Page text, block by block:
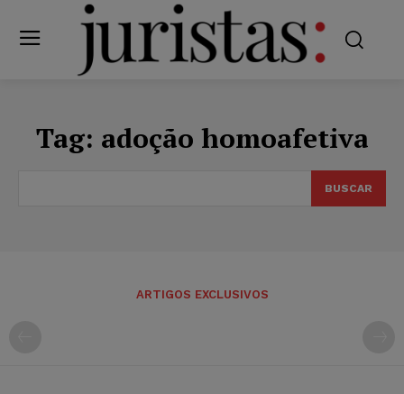
Tag: adoção homoafetiva
BUSCAR
ARTIGOS EXCLUSIVOS